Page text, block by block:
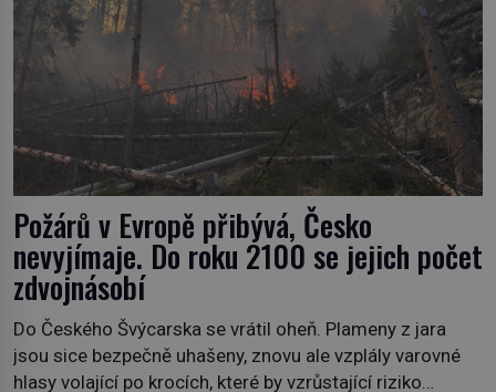
Požárů v Evropě přibývá, Česko
nevyjímaje. Do roku 2100 se jejich počet
zdvojnásobí
Do Českého Švýcarska se vrátil oheň. Plameny z jara
jsou sice bezpečně uhašeny, znovu ale vzplály varovné
hlasy volající po krocích, které by vzrůstající riziko